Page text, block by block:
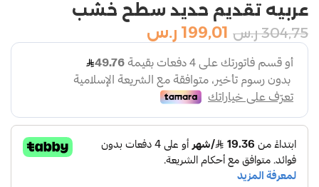
عربيه تقديم حديد سطح خشب
304,75 ر.س 199,01 ر.س